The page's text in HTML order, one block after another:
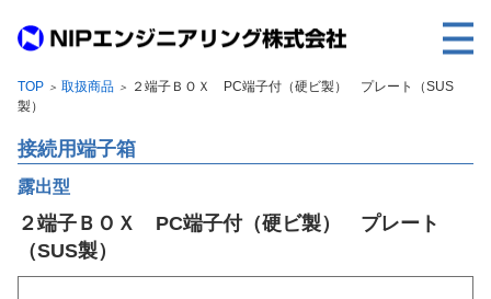
TOP
事業内容
取扱製品
各種実績
会社案内
TOP ＞ 取扱商品 ＞
２端子ＢＯＸ PC端子付（硬ビ製） プレート（SUS
製）
接続用端子箱
露出型
２端子ＢＯＸ PC端子付（硬ビ製） プレート
（SUS製）